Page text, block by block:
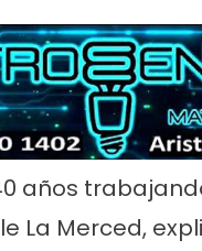
años
La Merced,